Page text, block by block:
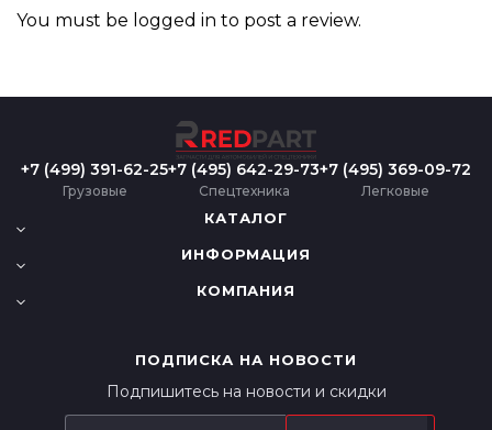
You must be logged in to post a review.
+7 (499) 391-62-25
Грузовые
+7 (495) 642-29-73
Спецтехника
+7 (495) 369-09-72
Легковые
КАТАЛОГ
ИНФОРМАЦИЯ
КОМПАНИЯ
ПОДПИСКА НА НОВОСТИ
Подпишитесь на новости и скидки